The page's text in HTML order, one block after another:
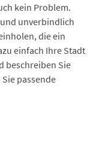
kein Problem.
unverbindlich
die ein
einfach Ihre Stadt
beschreiben Sie
passende